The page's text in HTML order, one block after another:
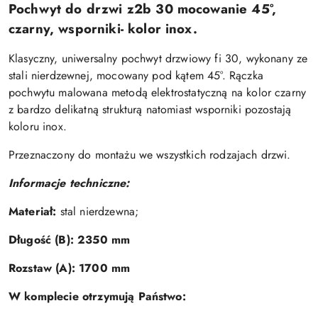
Pochwyt do drzwi z2b 30 mocowanie 45°,
czarny, wsporniki- kolor inox.
Klasyczny, uniwersalny pochwyt drzwiowy fi 30, wykonany ze
stali nierdzewnej, mocowany pod kątem 45°. Rączka
pochwytu malowana metodą elektrostatyczną na kolor czarny
z bardzo delikatną strukturą natomiast wsporniki pozostają
koloru inox.
Przeznaczony do montażu we wszystkich rodzajach drzwi.
Informacje techniczne:
Materiał: stal nierdzewna;
Długość (B): 2350 mm
Rozstaw (A): 1700 mm
W komplecie otrzymują Państwo: